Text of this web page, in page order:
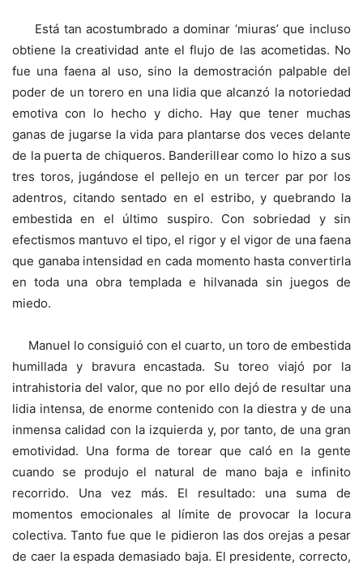
Está tan acostumbrado a dominar ‘miuras’ que incluso
obtiene la creatividad ante el flujo de las acometidas. No
fue una faena al uso, sino la demostración palpable del
poder de un torero en una lidia que alcanzó la notoriedad
emotiva con lo hecho y dicho. Hay que tener muchas
ganas de jugarse la vida para plantarse dos veces delante
de la puerta de chiqueros. Banderillear como lo hizo a sus
tres toros, jugándose el pellejo en un tercer par por los
adentros, citando sentado en el estribo, y quebrando la
embestida en el último suspiro. Con sobriedad y sin
efectismos mantuvo el tipo, el rigor y el vigor de una faena
que ganaba intensidad en cada momento hasta convertirla
en toda una obra templada e hilvanada sin juegos de
miedo.
Manuel lo consiguió con el cuarto, un toro de embestida
humillada y bravura encastada. Su toreo viajó por la
intrahistoria del valor, que no por ello dejó de resultar una
lidia intensa, de enorme contenido con la diestra y de una
inmensa calidad con la izquierda y, por tanto, de una gran
emotividad. Una forma de torear que caló en la gente
cuando se produjo el natural de mano baja e infinito
recorrido. Una vez más. El resultado: una suma de
momentos emocionales al límite de provocar la locura
colectiva. Tanto fue que le pidieron las dos orejas a pesar
de caer la espada demasiado baja. El presidente, correcto,